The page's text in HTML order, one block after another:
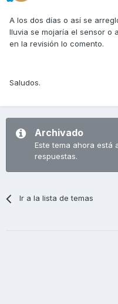
A los dos días o así se
lluvia se mojaría el sensor o
en la revisión lo comento.
Saludos.
Archivado
Este tema ahora está
respuestas.
Ir a la lista de temas